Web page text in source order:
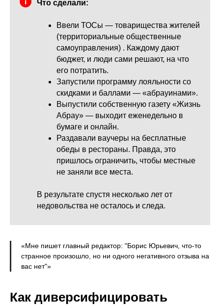
Что сделали:
Ввели ТОСы — товарищества жителей
(территориальные общественные
самоуправления) . Каждому дают
бюджет, и люди сами решают, на что
его потратить.
Запустили программу лояльности со
скидками и баллами — «абрауинами».
Выпустили собственную газету «Жизнь
Абрау» — выходит еженедельно в
бумаге и онлайн.
Раздавали ваучеры на бесплатные
обеды в рестораны. Правда, это
пришлось ограничить, чтобы местные
не заняли все места.
В результате спустя несколько лет от
недовольства не осталось и следа.
«Мне пишет главный редактор: "Борис Юрьевич, что-то
странное произошло, но ни одного негативного отзыва на
вас нет"»
Как диверсифицировать